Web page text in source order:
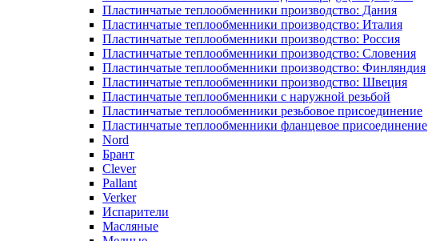
Пластинчатые теплообменники производство: Дания
Пластинчатые теплообменники производство: Италия
Пластинчатые теплообменники производство: Россия
Пластинчатые теплообменники производство: Словения
Пластинчатые теплообменники производство: Финляндия
Пластинчатые теплообменники производство: Швеция
Пластинчатые теплообменники с наружной резьбой
Пластинчатые теплообменники резьбовое присоединение
Пластинчатые теплообменники фланцевое присоединение
Nord
Брант
Clever
Pallant
Verker
Испарители
Масляные